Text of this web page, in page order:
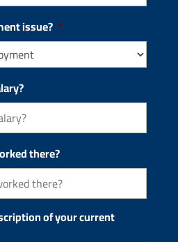
issue? *
there?
of your current